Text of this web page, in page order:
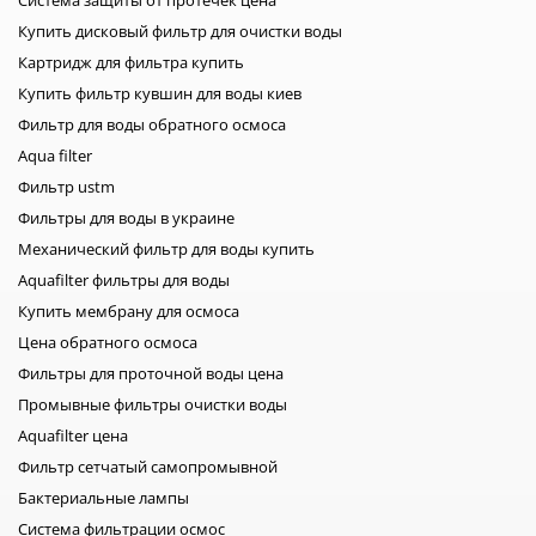
Своевременное обслуживание системы позволяет вам
иметь постоянный доступ к чистой воде. Этот процесс
особенно важен, так как засоряясь, элементы очистки
могут не просто хуже очищать воду, а и вовсе делать её
качество значительно хуже. Процесс обратного осмоса
встречается как в промышленных, так и в бытовых
системах очистки. Чтобы выбрать подходящую систему,
для начала, рекомендуется сделать анализ воды,
интернет-магазине AKVO вы можете приобрести систему
очистки воды, которая закроет все ваши потребности
обеспечив абсолютно чистой водой.
Купить дисковый фильтр для очистки воды
Картридж для фильтра купить
Купить фильтр кувшин для воды киев
Фильтр для воды обратного осмоса
Aqua filter
Фильтр ustm
Фильтры для воды в украине
Механический фильтр для воды купить
Aquafilter фильтры для воды
Купить мембрану для осмоса
Цена обратного осмоса
Фильтры для проточной воды цена
Промывные фильтры очистки воды
Aquafilter цена
Фильтр сетчатый самопромывной
Бактериальные лампы
Система фильтрации осмос